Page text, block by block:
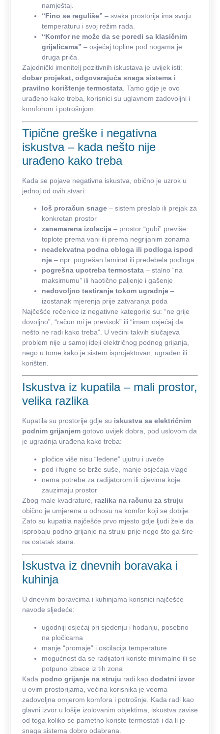
namještaj.
“Fino se reguliše” – svaka prostorija ima svoju
temperaturu i svoj režim rada.
“Komfor ne može da se poredi sa klasičnim
grijalicama” – osjećaj topline pod nogama je
druga priča.
Zajednički imenitelj pozitivnih iskustava je uvijek isti:
dobar projekat, odgovarajuća snaga sistema i
pravilno korištenje termostata . Tamo gdje je ovo
urađeno kako treba, korisnici su uglavnom zadovoljni i
komforom i potrošnjom.
Tipične greške i negativna
iskustva – kada nešto nije
urađeno kako treba
Kada se pojave negativna iskustva, obično je uzrok u
jednoj od ovih stvari:
loš proračun snage – sistem preslab ili prejak za
konkretan prostor
zanemarena izolacija – prostor “gubi” previše
toplote prema vani ili prema negrijanim zonama
neadekvatna podna obloga ili podloga ispod
nje – npr. pogrešan laminat ili predebela podloga
pogrešna upotreba termostata – stalno “na
maksimumu” ili haotično paljenje i gašenje
nedovoljno testiranje tokom ugradnje –
izostanak mjerenja prije zatvaranja poda
Najčešće rečenice iz negativne kategorije su: “ne grije
dovoljno”, “račun mi je previsok” ili “imam osjećaj da
nešto ne radi kako treba”. U većini takvih slučajeva
problem nije u samoj ideji električnog podnog grijanja,
nego u tome kako je sistem isprojektovan, ugrađen ili
korišten.
Iskustva iz kupatila – mali prostor,
velika razlika
Kupatila su prostorije gdje su iskustva sa električnim
podnim grijanjem gotovo uvijek dobra, pod uslovom da
je ugradnja urađena kako treba:
pločice više nisu “ledene” ujutru i uveče
pod i fugne se brže suše, manje osjećaja vlage
nema potrebe za radijatorom ili cijevima koje
zauzimaju prostor
Zbog male kvadrature, razlika na računu za struju
obično je umjerena u odnosu na komfor koji se dobije.
Zato su kupatila najčešće prvo mjesto gdje ljudi žele da
isprobaju podno grijanje na struju prije nego što ga šire
na ostatak stana.
Iskustva iz dnevnih boravaka i
kuhinja
U dnevnim boravcima i kuhinjama korisnici najčešće
navode sljedeće:
ugodniji osjećaj pri sjedenju i hodanju, posebno
na pločicama
manje “promaje” i oscilacija temperature
mogućnost da se radijatori koriste minimalno ili se
potpuno izbace iz tih zona
Kada podno grijanje na struju radi kao dodatni izvor
u ovim prostorijama, većina korisnika je veoma
zadovoljna omjerom komfora i potrošnje. Kada radi kao
glavni izvor u lošije izolovanim objektima, iskustva zavise
od toga koliko se pametno koriste termostati i da li je
snaga sistema dobro odabrana.